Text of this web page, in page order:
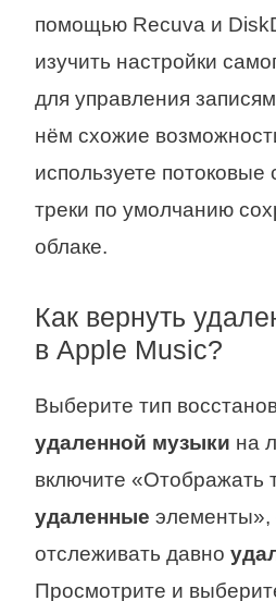
помощью Recuva и
изучить настройки
для управления
нём схожие
используете потоковые
треки по умолчанию
облаке.
Как вернуть
в Apple Music?
Выберите тип
удаленной музыки на
включите «Отображать
удаленные элементы»,
отслеживать давно
Просмотрите и